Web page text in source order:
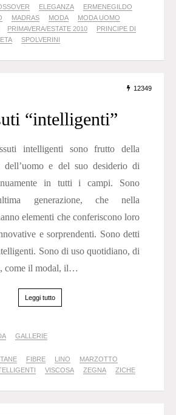
ELEGANZA
ERMENEGILDO
MADRAS MODA
MODA UOMO
PRIMAVERA/ESTATE 2010
PRINCIPE DI
SPOLVERINI
12349
“intelligenti”
intelligenti sono frutto della
dell’uomo e del suo desiderio di
in tutti i campi. Sono
generazione, che nella
elementi che conferiscono loro
e sorprendenti. Sono detti
Sono di uso quotidiano, di
come il modal, il…
Leggi tutto
GALLERIE
FIBRE LINO
MARZOTTO
VISCOSA ZEGNA ZICHE